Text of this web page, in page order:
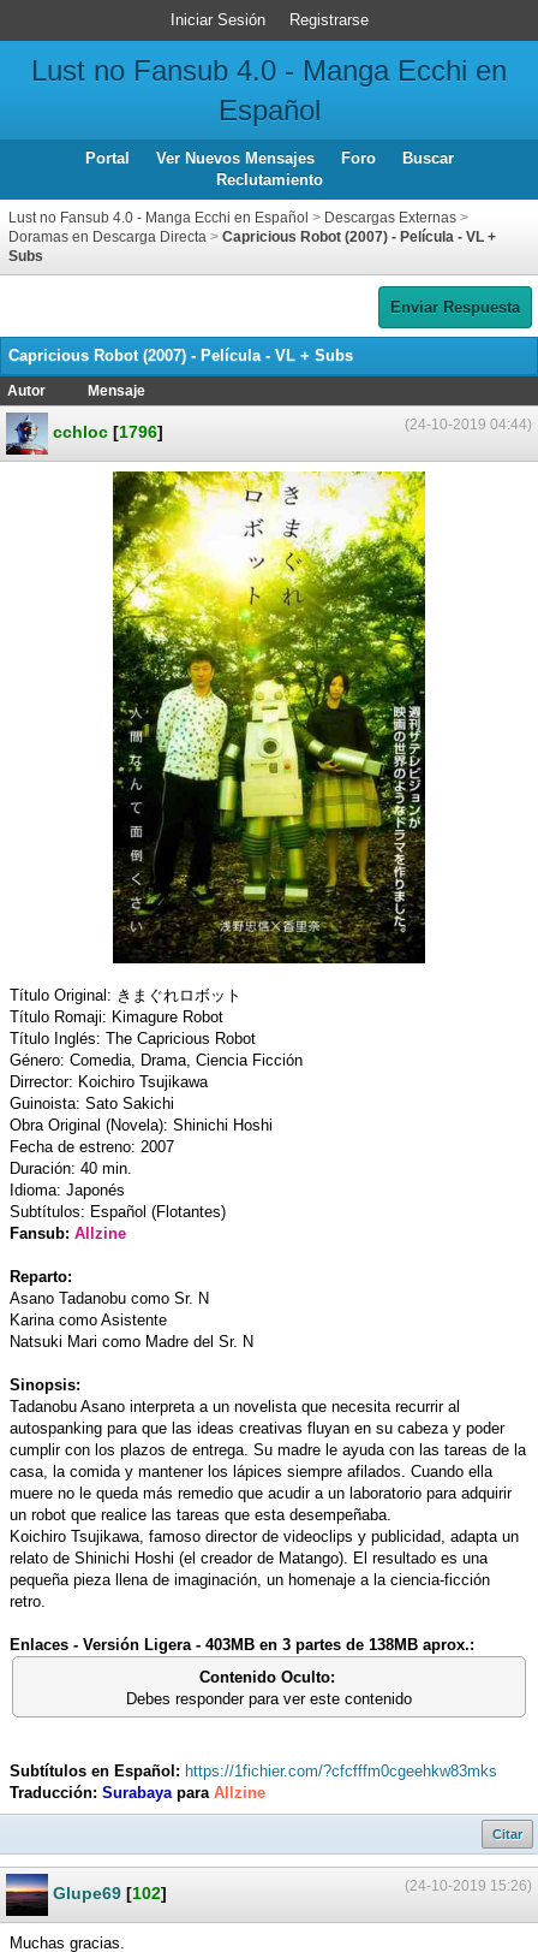
Iniciar Sesión Registrarse
Lust no Fansub 4.0 - Manga Ecchi en
Español
Portal Ver Nuevos Mensajes Foro
Buscar
Reclutamiento
Lust no Fansub 4.0 - Manga Ecchi en Español > Descargas Externas >
Doramas en Descarga Directa > Capricious Robot (2007) - Película - VL +
Subs
Enviar Respuesta
Capricious Robot (2007) - Película - VL + Subs
Autor
Mensaje
(24-10-2019 04:44)
cchloc [1796]
Título Original: きまぐれロボット
Título Romaji: Kimagure Robot
Título Inglés: The Capricious Robot
Género: Comedia, Drama, Ciencia Ficción
Dirrector: Koichiro Tsujikawa
Guinoista: Sato Sakichi
Obra Original (Novela): Shinichi Hoshi
Fecha de estreno: 2007
Duración: 40 min.
Idioma: Japonés
Subtítulos: Español (Flotantes)
Fansub: Allzine
Reparto:
Asano Tadanobu como Sr. N
Karina como Asistente
Natsuki Mari como Madre del Sr. N
Sinopsis:
Tadanobu Asano interpreta a un novelista que necesita recurrir al
autospanking para que las ideas creativas fluyan en su cabeza y poder
cumplir con los plazos de entrega. Su madre le ayuda con las tareas de la
casa, la comida y mantener los lápices siempre afilados. Cuando ella
muere no le queda más remedio que acudir a un laboratorio para adquirir
un robot que realice las tareas que esta desempeñaba.
Koichiro Tsujikawa, famoso director de videoclips y publicidad, adapta un
relato de Shinichi Hoshi (el creador de Matango). El resultado es una
pequeña pieza llena de imaginación, un homenaje a la ciencia-ficción
retro.
Enlaces - Versión Ligera - 403MB en 3 partes de 138MB aprox.:
Contenido Oculto:
Debes responder para ver este contenido
Subtítulos en Español: https://1fichier.com/?cfcfffm0cgeehkw83mks
Traducción: Surabaya para Allzine
Citar
(24-10-2019 15:26)
Glupe69 [102]
Muchas gracias.